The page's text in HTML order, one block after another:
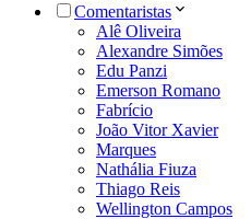
Comentaristas
Alê Oliveira
Alexandre Simões
Edu Panzi
Emerson Romano
Fabrício
João Vitor Xavier
Marques
Nathália Fiuza
Thiago Reis
Wellington Campos